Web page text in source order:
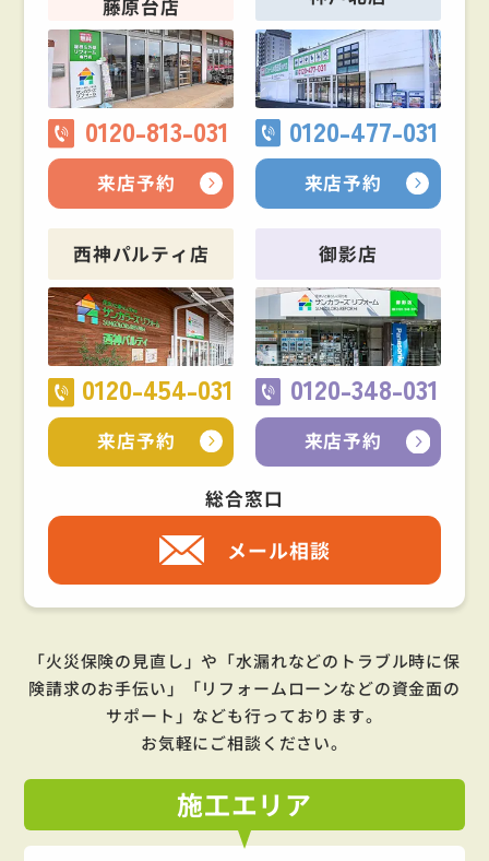
藤原台店
0120-813-031
来店予約
0120-477-031
来店予約
西神パルティ店
0120-454-031
来店予約
御影店
0120-348-031
来店予約
総合窓口
メール相談
「火災保険の見直し」や「水漏れなどのトラブル時に保
険請求のお手伝い」「リフォームローンなどの資金面の
サポート」 なども行っております。
お気軽にご相談ください。
施工エリア